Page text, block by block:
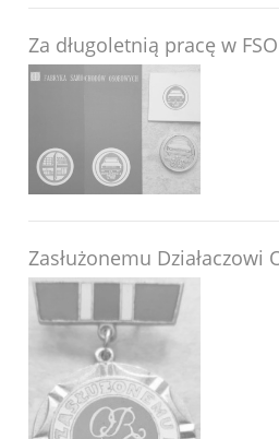
Za długoletnią pracę w
Zasłużonemu Działaczowi